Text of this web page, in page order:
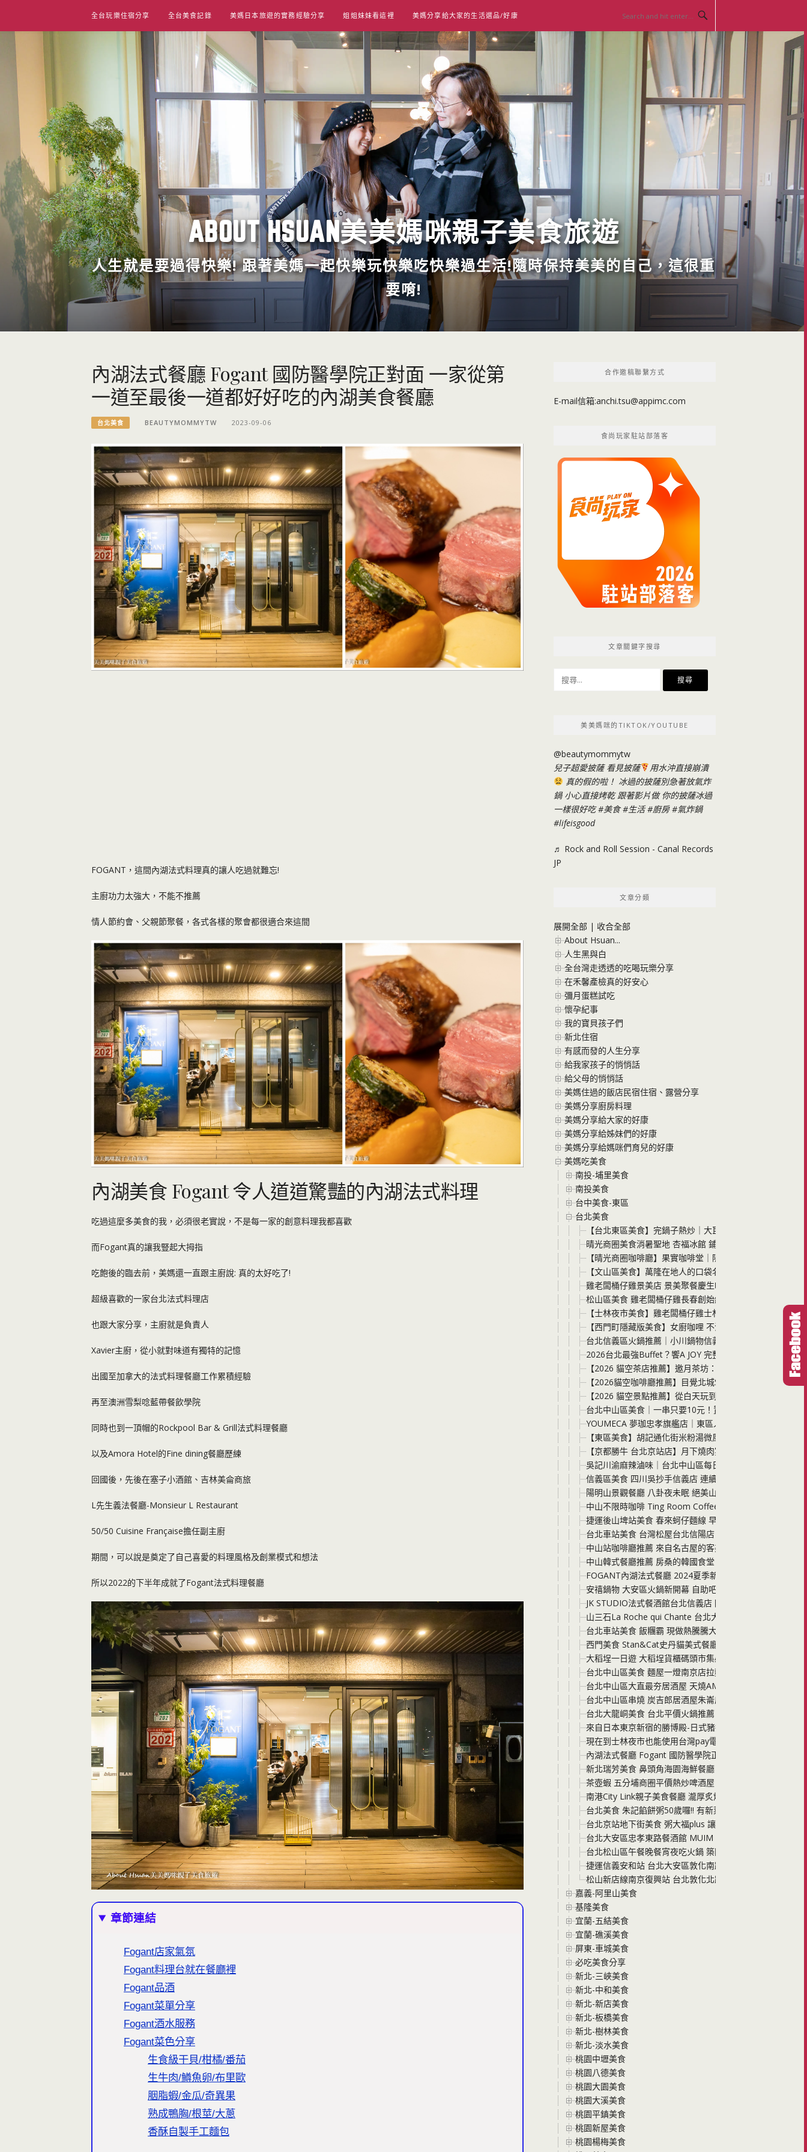
content
全台玩樂住宿分享 全台美食記錄 美媽日本旅遊的實務經驗分享 姐姐妹妹看這裡 美媽分享給大家的生活選品/好康
ABOUT HSUAN美美媽咪親子美食旅遊
人生就是要過得快樂! 跟著美媽一起快樂玩快樂吃快樂過生活!隨時保持美美的自己，這很重
要唷!
內湖法式餐廳 Fogant 國防醫學院正對面 一家從第
一道至最後一道都好好吃的內湖美食餐廳
台北美食 BEAUTYMOMMYTW 2023-09-06
FOGANT，這間內湖法式料理真的讓人吃過就難忘!
主廚功力太強大，不能不推薦
情人節約會、父親節聚餐，各式各樣的聚會都很適合來這間
內湖美食 Fogant 令人道道驚豔的內湖法式料理
吃過這麼多美食的我，必須很老實說，不是每一家的創意料理我都喜歡
而Fogant真的讓我豎起大拇指
吃飽後的臨去前，美媽還一直跟主廚說: 真的太好吃了!
超級喜歡的一家台北法式料理店
也跟大家分享，主廚就是負責人
Xavier主廚，從小就對味道有獨特的記憶
出國至加拿大的法式料理餐廳工作累積經驗
再至澳洲雪梨唸藍帶餐飲學院
同時也到一頂帽的Rockpool Bar & Grill法式料理餐廳
以及Amora Hotel的Fine dining餐廳歷練
回國後，先後在塞子小酒館、吉林美侖商旅
L先生義法餐廳-Monsieur L Restaurant
50/50 Cuisine Française擔任副主廚
期間，可以說是奠定了自己喜愛的料理風格及創業模式和想法
所以2022的下半年成就了Fogant法式料理餐廳
章節連結
Fogant店家氣氛
Fogant料理台就在餐廳裡
Fogant品酒
Fogant菜單分享
Fogant酒水服務
Fogant菜色分享
生食級干貝/柑橘/番茄
生牛肉/鱒魚卵/布里歐
胭脂蝦/金瓜/奇異果
熟成鴨胸/根莖/大蔥
香酥自製手工麵包
合作邀稿聯繫方式
E-mail信箱:anchi.tsu@appimc.com
食尚玩家駐站部落客
文章關鍵字搜尋
尋
美美媽咪的TIKTOK/YOUTUBE
@beautymommytw
兒子超愛披薩 看見披薩
用水沖直接崩潰
真的假的啦！ 冰過的披薩別急著放氣炸
鍋 小心直接烤乾 跟著影片做 你的披薩冰過
一樣很好吃#美食 #生活 #廚房 #氣炸鍋
#lifeisgood
♬ Rock and Roll Session - Canal Records
JP
文章分類
展開全部 | 收合全部
About Hsuan...
人生黑與白
全台灣走透透的吃喝玩樂分享
在禾馨產檢真的好安心
彌月蛋糕試吃
懷孕紀事
我的寶貝孩子們
新北住宿
有感而發的人生分享
給我家孩子的悄悄話
給父母的悄悄話
美媽住過的飯店民宿住宿、露營分享
美媽分享廚房料理
美媽分享給大家的好康
美媽分享給姊妹們的好康
美媽分享給媽咪們育兒的好康
美媽吃美食
南投-埔里美食
南投美食
台中美食-東區
台北美食
【台北東區美食】完鍋子熱炒｜大巨蛋市民大道聚餐首選
晴光商圈美食消暑聖地 杏福冰館 鋪滿的巨塊芒果冰與超
【晴光商圈咖啡廳】果實咖啡堂｜隱身巷弄的自家烘焙虹
【文山區美食】萬隆在地人的口袋名單！雞老闆桶仔雞萬
雞老闆桶仔雞景美店 景美聚餐慶生吃宵夜的新選擇 交通便
松山區美食 雞老闆桶仔雞長春創始總店 台北慶生聚餐 滿
【士林夜市美食】雞老闆桶仔雞士林店 鄰近捷運劍潭站，
【西門町隱藏版美食】女廚咖哩 不油膩的清爽系炸豬排咖
台北信義區火鍋推薦｜小川鍋物信義店 藏在 A4 裡的極簡
2026台北最強Buffet？饗A JOY 完整開箱評價 價格、必吃
【2026 貓空茶店推薦】邀月茶坊：24 小時不打烊的臺北
【2026貓空咖啡廳推薦】目覺北城See the northern city
【2026 貓空景點推薦】從白天玩到晚上不是問題：目覺
台北中山區美食｜一串只要10元！置身港式霓虹的串串饗
YOUMECA 夢珈忠孝旗艦店｜東區人氣早午餐推薦！平日
【東區美食】胡記通化街米粉湯微風大安旗艦店｜捷運忠
【京都勝牛 台北京站店】月下燒肉宴期間限定！台北車站
吳記川渝麻辣滷味｜台北中山區每日現撈滷味推薦，新鮮
信義區美食 四川吳抄手信義店 連續4年米其林必比登推薦
陽明山景觀餐廳 八卦夜未眠 絕美山中包廂 露天座位 中式
中山不限時咖啡 Ting Room Coffee 充滿綠意的美麗咖啡
捷運後山埤站美食 春來蚵仔麵線 早上7:30分就能吃到古早
台北車站美食 台灣松屋台北信陽店 清晨半夜都能吃到CP
中山站咖啡廳推薦 來自名古屋的客美多咖啡Komeda’s
中山韓式餐廳推薦 房桑的韓國食堂 這裡的蒸蛋不是一碗
FOGANT內湖法式餐廳 2024夏季新菜單上市 情侶、夫妻
安禧鍋物 大安區火鍋新開幕 自助吧新鮮蔬菜、菇類、王
JK STUDIO法式餐酒館台北信義店 隱身在台北信義區巷
山三石La Roche qui Chante 台北大安區預約制法式甜點
台北車站美食 飯糰霸 現做熱騰騰大飯糰 $40元中午吃一餐
西門美食 Stan&Cat史丹貓美式餐廳西門店 不只漢堡好吃
大稻埕一日遊 大稻埕貨櫃碼頭市集必吃必玩分享 還要來逛
台北中山區美食 麵屋一燈南京店拉麵 湯頭與麵條的滋味讓
台北中山區大直最夯居酒屋 天燒AMAYAKI現代居酒屋 天
台北中山區串燒 炭吉郎居酒屋朱崙店 平價居酒屋 滿滿客人
台北大龍峒美食 台北平價火鍋推薦 第九站精緻鍋品-酒泉
來自日本東京新宿的勝博殿-日式豬排 超大牡蠣 好好吃的
現在到士林夜市也能使用台灣pay電子支付啦! 帶一支手機
內湖法式餐廳 Fogant 國防醫學院正對面 一家從第一道至
新北瑞芳美食 鼻頭角海園海鮮餐廳 就在海旁邊的餐廳 吃
茶壺蝦 五分埔商圈平價熱炒啤酒屋 不只吃蝦 還要喝蝦湯才
南港City Link親子美食餐廳 瀧厚炙燒熟成牛排 平價也能吃
台北美食 朱記餡餅粥50歲囉!! 有新菜色還有餡餅山大胃王
台北京站地下街美食 粥大福plus 讓你體驗盛夏一口吃粥一
台北大安區忠孝東路餐酒館 MUIM Taipei 放感情 木曜酒
台北松山區午餐晚餐宵夜吃火鍋 築間幸福鍋物台北復興南
捷運信義安和站 台北大安區敦化南路超值百元火鍋 洞天
松山新店線南京復興站 台北敦化北路 廚房客家美食 料理
嘉義-阿里山美食
基隆美食
宜蘭-五結美食
宜蘭-礁溪美食
屏東-車城美食
必吃美食分享
新北-三峽美食
新北-中和美食
新北-新店美食
新北-板橋美食
新北-樹林美食
新北-淡水美食
桃園中壢美食
桃園八德美食
桃園大園美食
桃園大溪美食
桃園平鎮美食
桃園新屋美食
桃園楊梅美食